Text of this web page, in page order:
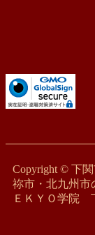
Copyright © 下
祢市・北九州市
ＥＫＹＯ学院